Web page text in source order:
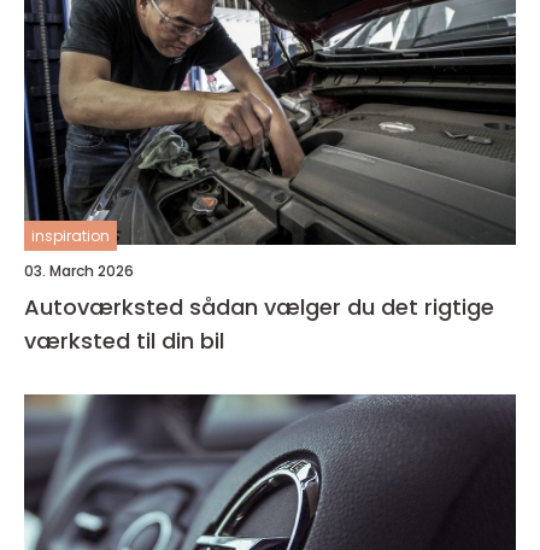
inspiration
03. March 2026
Autoværksted sådan vælger du det rigtige
værksted til din bil